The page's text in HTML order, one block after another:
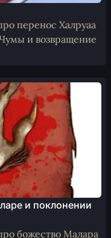
перенос Халруаа
и возвращение
и поклонении
божество Малара